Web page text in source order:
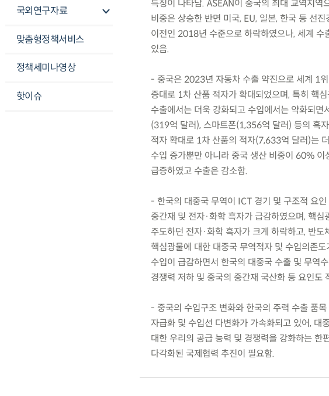
국외연구자료
맞춤형정책서비스
정책세미나영상
핫이슈
특징이 나타남. ASEAN이 중국의 최대 교역지
비중은 상승한 반면 미국, EU, 일본, 한국 등 선
이전인 2018년 수준으로 하락하였으나, 세계
있음.
- 중국은 2023년 자동차 수출 약진으로 세계 1
증대로 1차 산품 적자가 확대되었으며, 특히 핵
수출에서는 더욱 강화되고 수입에서는 약화되
(319억 달러), 스마트폰(1,356억 달러) 등의 흑
적자 확대로 1차 산품의 적자(7,633억 달러)는
수입 증가뿐만 아니라 중국 생산 비중이 60%
급증하였고 수출은 감소함.
- 한국의 대중국 무역이 ICT 경기 및 구조적 요
중간재 및 전자·화학 흑자가 급감하였으며, 핵
주도하던 전자·화학 흑자가 크게 하락하고, 반
핵심광물에 대한 대중국 무역적자 및 수입의존
수입이 급감하면서 한국의 대중국 수출 및 무역
경쟁력 저하 및 중국의 중간재 국산화 등 요인도
- 중국의 수입구조 변화와 한국의 주력 수출 품
자급화 및 수입선 다변화가 가속화되고 있어, 대
대한 우리의 공급 능력 및 경쟁력을 강화하는 한
다각화된 국제협력 추진이 필요함.